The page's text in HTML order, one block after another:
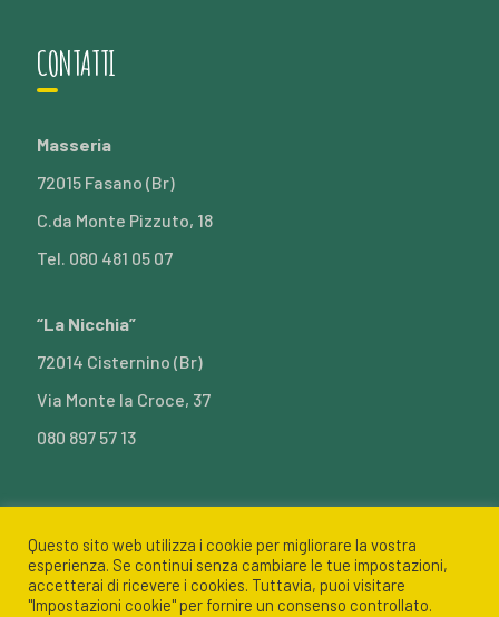
CONTATTI
Masseria
72015 Fasano (Br)
C.da Monte Pizzuto, 18
Tel. 080 481 05 07
“La Nicchia”
72014 Cisternino (Br)
Via Monte la Croce, 37
080 897 57 13
Azienda Agricola Conte di Simeone Angelo - C.da Monte
Questo sito web utilizza i cookie per migliorare la vostra
esperienza. Se continui senza cambiare le tue impostazioni,
accetterai di ricevere i cookies. Tuttavia, puoi visitare
"Impostazioni cookie" per fornire un consenso controllato.